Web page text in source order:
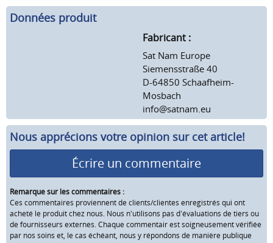
Données produit
Fabricant :
Sat Nam Europe
Siemensstraße 40
D-64850 Schaafheim-
Mosbach
info@satnam.eu
Nous apprécions votre opinion sur cet article!
Écrire un commentaire
Remarque sur les commentaires :
Ces commentaires proviennent de clients/clientes enregistrés qui ont
acheté le produit chez nous. Nous n'utilisons pas d'évaluations de tiers ou
de fournisseurs externes. Chaque commentair est soigneusement vérifiée
par nos soins et, le cas échéant, nous y répondons de manière publique